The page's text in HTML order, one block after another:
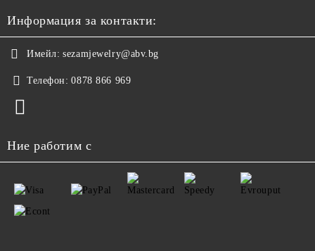
Информация за контакти:
Имейл: sezamjewelry@abv.bg
Телефон: 0878 866 969
Ние работим с